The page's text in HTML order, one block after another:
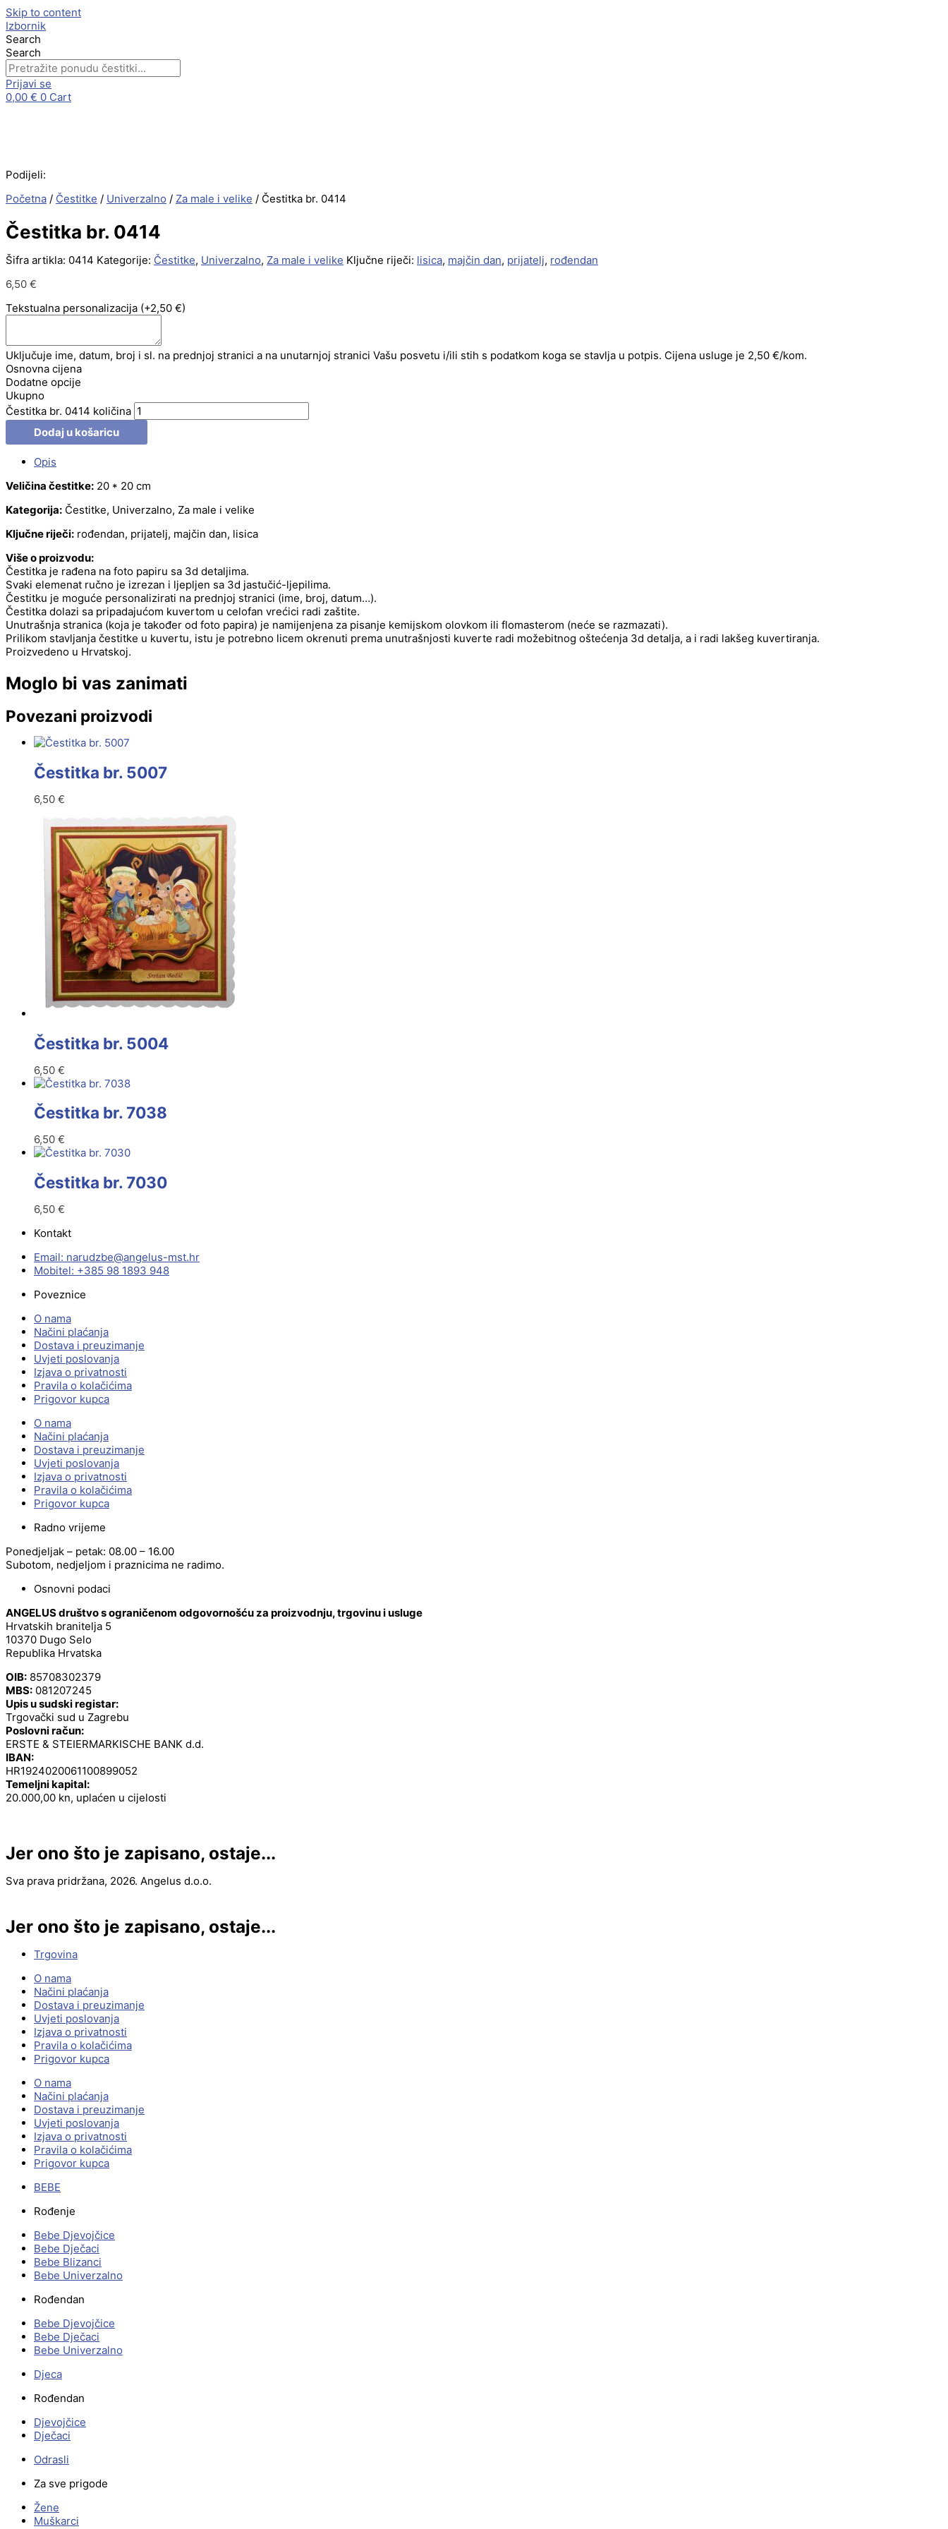
Skip to content
Izbornik
Search
Search
Prijavi se
0,00 € 0 Cart
Podijeli:
Početna / Čestitke / Univerzalno / Za male i velike / Čestitka br. 0414
Čestitka br. 0414
Šifra artikla: 0414 Kategorije: Čestitke, Univerzalno, Za male i velike Ključne riječi: lisica, majčin dan, prijatelj, rođendan
6,50 €
Tekstualna personalizacija (+2,50 €)
Uključuje ime, datum, broj i sl. na prednjoj stranici a na unutarnjoj stranici Vašu posvetu i/ili stih s podatkom koga se stavlja u potpis. Cijena usluge je 2,50 €/kom.
Osnovna cijena
Dodatne opcije
Ukupno
Čestitka br. 0414 količina
Dodaj u košaricu
Opis
Veličina čestitke: 20 * 20 cm
Kategorija: Čestitke, Univerzalno, Za male i velike
Ključne riječi: rođendan, prijatelj, majčin dan, lisica
Više o proizvodu:
Čestitka je rađena na foto papiru sa 3d detaljima.
Svaki elemenat ručno je izrezan i ljepljen sa 3d jastučić-ljepilima.
Čestitku je moguće personalizirati na prednjoj stranici (ime, broj, datum…).
Čestitka dolazi sa pripadajućom kuvertom u celofan vrećici radi zaštite.
Unutrašnja stranica (koja je također od foto papira) je namijenjena za pisanje kemijskom olovkom ili flomasterom (neće se razmazati).
Prilikom stavljanja čestitke u kuvertu, istu je potrebno licem okrenuti prema unutrašnjosti kuverte radi možebitnog oštećenja 3d detalja, a i radi lakšeg kuvertiranja.
Proizvedeno u Hrvatskoj.
Moglo bi vas zanimati
Povezani proizvodi
Čestitka br. 5007
6,50 €
Čestitka br. 5004
6,50 €
Čestitka br. 7038
6,50 €
Čestitka br. 7030
6,50 €
Kontakt
Email:
rh.tsm-sulegna
@ebzduran
Mobitel: +385 98 1893 948
Poveznice
O nama
Načini plaćanja
Dostava i preuzimanje
Uvjeti poslovanja
Izjava o privatnosti
Pravila o kolačićima
Prigovor kupca
O nama
Načini plaćanja
Dostava i preuzimanje
Uvjeti poslovanja
Izjava o privatnosti
Pravila o kolačićima
Prigovor kupca
Radno vrijeme
Ponedjeljak – petak: 08.00 – 16.00
Subotom, nedjeljom i praznicima ne radimo.
Osnovni podaci
ANGELUS društvo s ograničenom odgovornošću za proizvodnju, trgovinu i usluge
Hrvatskih branitelja 5
10370 Dugo Selo
Republika Hrvatska
OIB: 85708302379
MBS: 081207245
Upis u sudski registar:
Trgovački sud u Zagrebu
Poslovni račun:
ERSTE & STEIERMARKISCHE BANK d.d.
IBAN:
HR1924020061100899052
Temeljni kapital:
20.000,00 kn, uplaćen u cijelosti
Jer ono što je zapisano, ostaje...
Sva prava pridržana, 2026. Angelus d.o.o.
Jer ono što je zapisano, ostaje...
Trgovina
O nama
Načini plaćanja
Dostava i preuzimanje
Uvjeti poslovanja
Izjava o privatnosti
Pravila o kolačićima
Prigovor kupca
O nama
Načini plaćanja
Dostava i preuzimanje
Uvjeti poslovanja
Izjava o privatnosti
Pravila o kolačićima
Prigovor kupca
BEBE
Rođenje
Bebe Djevojčice
Bebe Dječaci
Bebe Blizanci
Bebe Univerzalno
Rođendan
Bebe Djevojčice
Bebe Dječaci
Bebe Univerzalno
Djeca
Rođendan
Djevojčice
Dječaci
Odrasli
Za sve prigode
Žene
Muškarci